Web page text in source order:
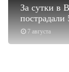
7 августа
За сутки в
пострадали